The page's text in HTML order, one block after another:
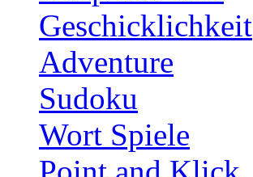
Geschicklichkeit
Adventure
Sudoku
Wort Spiele